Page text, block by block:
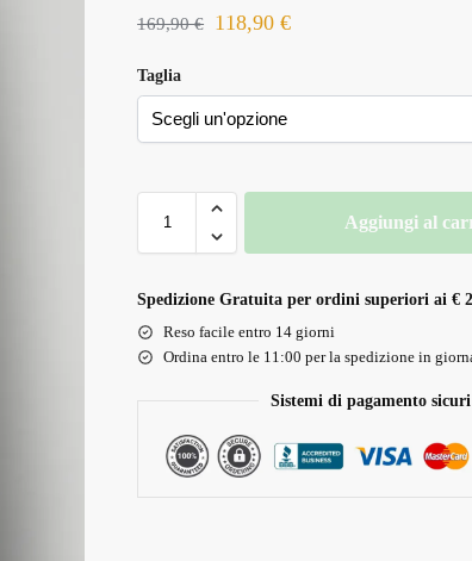
169,90€ 118,90€
Taglia
Aggiungi al
Spedizione Gratuita per ordini superiori ai €
Reso facile entro 14 giorni
Ordina entro le 11:00 per la spedizione in
Sistemi di pagamento sicuri